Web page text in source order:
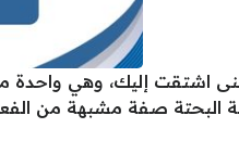
اشتقت إليك، وهي واحدة من
البحتة صفة مشبهة من